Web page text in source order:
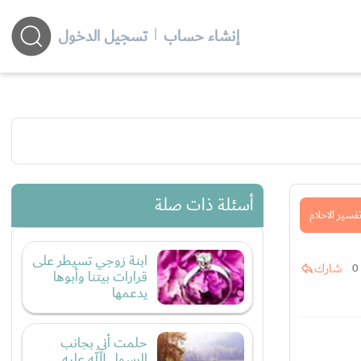
إنشاء حساب | تسجيل الدخول
تفسير الاحلام
0 شارك
أسئلة ذات صلة
ابنة زوجي تسيطر على
قرارات بيتنا وأبوها
يدعمها
حلمت أني بجانب